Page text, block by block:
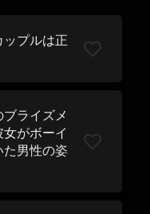
プルは正
ライズメ
がボーイ
男性の姿